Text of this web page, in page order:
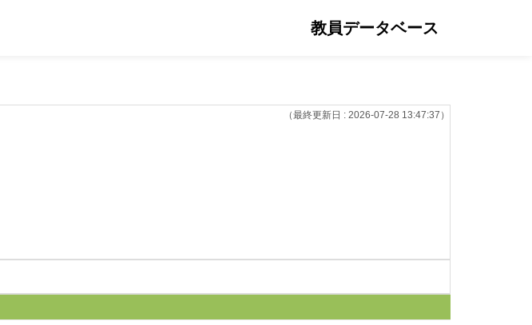
教員データベース
（最終更新日 : 2026-07-28 13:47:37）